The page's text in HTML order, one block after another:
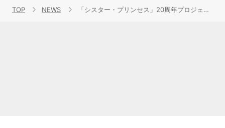
TOP NEWS 「シスター・プリンセス」20周年プロジェクトにて新たにVTuber“花穂”のデビューが決定！！